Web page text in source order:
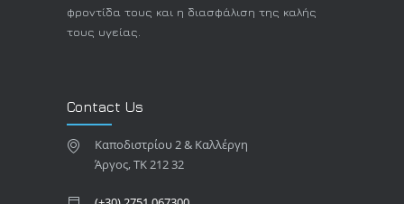
φροντίδα τους και η διασφάλιση της καλής
τους υγείας.
Contact Us
Καποδιστρίου 2 & Καλλέργη
Άργος, TK 212 32